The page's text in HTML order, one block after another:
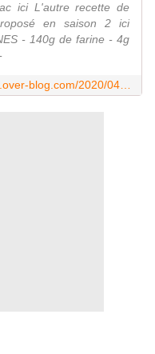
ici L'autre recette de
en saison 2 ici
- 140g de farine - 4g